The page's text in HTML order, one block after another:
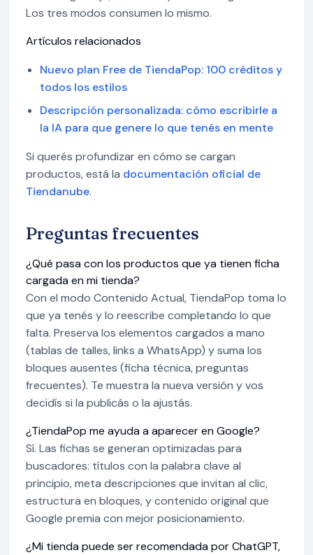
Los tres modos consumen lo mismo.
Artículos relacionados
Nuevo plan Free de TiendaPop: 100 créditos y
todos los estilos
Descripción personalizada: cómo escribirle a
la IA para que genere lo que tenés en mente
Si querés profundizar en cómo se cargan
productos, está la documentación oficial de
Tiendanube.
Preguntas frecuentes
¿Qué pasa con los productos que ya tienen ficha
cargada en mi tienda?
Con el modo Contenido Actual, TiendaPop toma lo
que ya tenés y lo reescribe completando lo que
falta. Preserva los elementos cargados a mano
(tablas de talles, links a WhatsApp) y suma los
bloques ausentes (ficha técnica, preguntas
frecuentes). Te muestra la nueva versión y vos
decidís si la publicás o la ajustás.
¿TiendaPop me ayuda a aparecer en Google?
Sí. Las fichas se generan optimizadas para
buscadores: títulos con la palabra clave al
principio, meta descripciones que invitan al clic,
estructura en bloques, y contenido original que
Google premia con mejor posicionamiento.
¿Mi tienda puede ser recomendada por ChatGPT,